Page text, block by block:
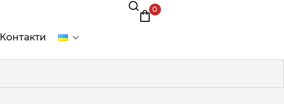
Контакти
0